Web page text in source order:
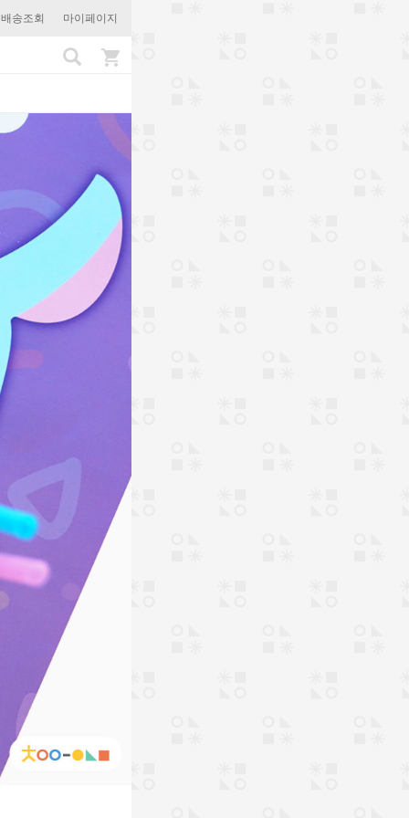
송조회 마이페이지